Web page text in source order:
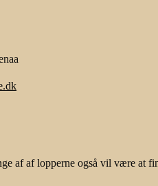
af af lopperne også vil være at